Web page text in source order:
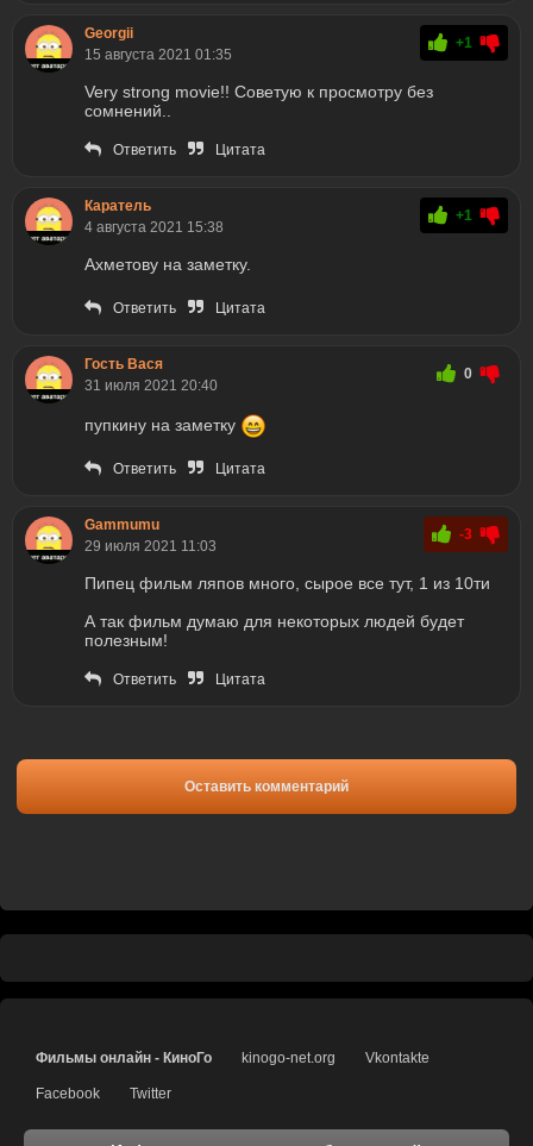
Georgii
15 августа 2021 01:35
+1
Very strong movie!! Советую к просмотру без
сомнений..
Ответить Цитата
Каратель
4 августа 2021 15:38
+1
Ахметову на заметку.
Ответить Цитата
Гость Вася
31 июля 2021 20:40
0
пупкину на заметку
Ответить Цитата
Gammumu
29 июля 2021 11:03
-3
Пипец фильм ляпов много, сырое все тут, 1 из 10ти
А так фильм думаю для некоторых людей будет
полезным!
Ответить Цитата
Оставить комментарий
Фильмы онлайн - КиноГо kinogo-net.org Vkontakte
Facebook Twitter